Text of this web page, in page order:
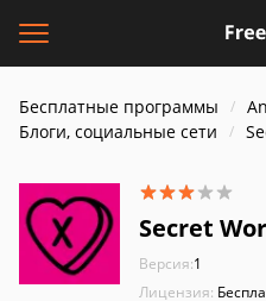
Бесплатные программы
Блоги, социальные сети
Secret
Версия:1
Лицензия: